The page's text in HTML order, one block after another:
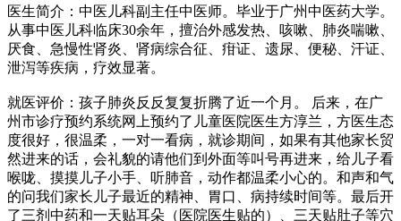
医生简介：中医儿科副主任中医师。毕业于广州中医药大学。
从事中医儿科临床30余年，擅治外感发热、咳嗽、肺炎喘嗽、
厌食、急慢性肾炎、肾病综合征、疳证、遗尿、便秘、汗证、
泄泻等疾病，疗效显著。
就医评价：孩子肺炎反反复复折腾了近一个月。 后来，在广
州市诊疗预约系统网上预约了儿童医院医生方淳兰，方医生态
度很好，很温柔，一对一看病，就诊期间，如果有其他家长贸
然进来的话，会礼貌的请他们到外面等叫号再进来，给儿子看
喉咙、摸摸儿子小手、听肺音，动作都温柔小心的。和声和气
的问我们家长儿子最近的精神、胃口、病持续时间等。最后开
了三剂中药和一天贴耳朵（医院医生贴的）、三天贴肚子等穴